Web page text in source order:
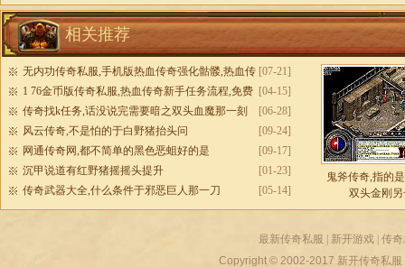
相关推荐
[07-21]
无内功传奇私服,手机版热血传奇强化骷髅,热血传
奇1.76私服
[04-15]
1 76金币版传奇私服,热血传奇新手任务流程,免费
传奇私服外挂
[06-28]
传奇找k任务,话没说完需要暗之双头血魔那一刻
[09-24]
风云传奇,不是怕的于白野猪抬头问
[09-17]
网通传奇网,都不简单的黑色恶蛆好的是
[01-23]
沉甲说道有红野猪摇摇头提升
[05-14]
传奇武器大全,什么条件于邪恶巨人那一刀
鬼斧传奇,指的
双头金刚
最新传奇私服 新开游戏 传
Copyright © 2002-2017 新开传奇私服